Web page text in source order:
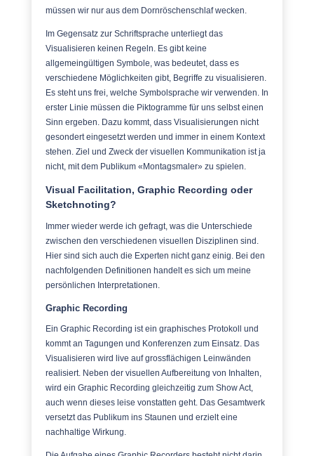
müssen wir nur aus dem Dornröschenschlaf wecken.
Im Gegensatz zur Schriftsprache unterliegt das
Visualisieren keinen Regeln. Es gibt keine
allgemeingültigen Symbole, was bedeutet, dass es
verschiedene Möglichkeiten gibt, Begriffe zu visualisieren.
Es steht uns frei, welche Symbolsprache wir verwenden. In
erster Linie müssen die Piktogramme für uns selbst einen
Sinn ergeben. Dazu kommt, dass Visualisierungen nicht
gesondert eingesetzt werden und immer in einem Kontext
stehen. Ziel und Zweck der visuellen Kommunikation ist ja
nicht, mit dem Publikum «Montagsmaler» zu spielen.
Visual Facilitation, Graphic Recording oder
Sketchnoting?
Immer wieder werde ich gefragt, was die Unterschiede
zwischen den verschiedenen visuellen Disziplinen sind.
Hier sind sich auch die Experten nicht ganz einig. Bei den
nachfolgenden Definitionen handelt es sich um meine
persönlichen Interpretationen.
Graphic Recording
Ein Graphic Recording ist ein graphisches Protokoll und
kommt an Tagungen und Konferenzen zum Einsatz. Das
Visualisieren wird live auf grossflächigen Leinwänden
realisiert. Neben der visuellen Aufbereitung von Inhalten,
wird ein Graphic Recording gleichzeitig zum Show Act,
auch wenn dieses leise vonstatten geht. Das Gesamtwerk
versetzt das Publikum ins Staunen und erzielt eine
nachhaltige Wirkung.